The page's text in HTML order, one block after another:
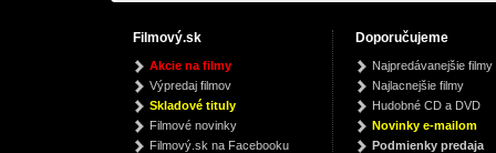
Hudba pro sólový
€ 14.79
Submission
Michel Houellebecq
€ 7.91
Filmový.sk
Akcie na filmy
Výpredaj filmov
Skladové tituly
Filmové novinky
Filmový.sk na Facebooku
Doporučujeme
Najpredávanejšie filmy
Najlacnejšie filmy
Hudobné CD a DVD
Novinky e-mailom
Podmienky predaja